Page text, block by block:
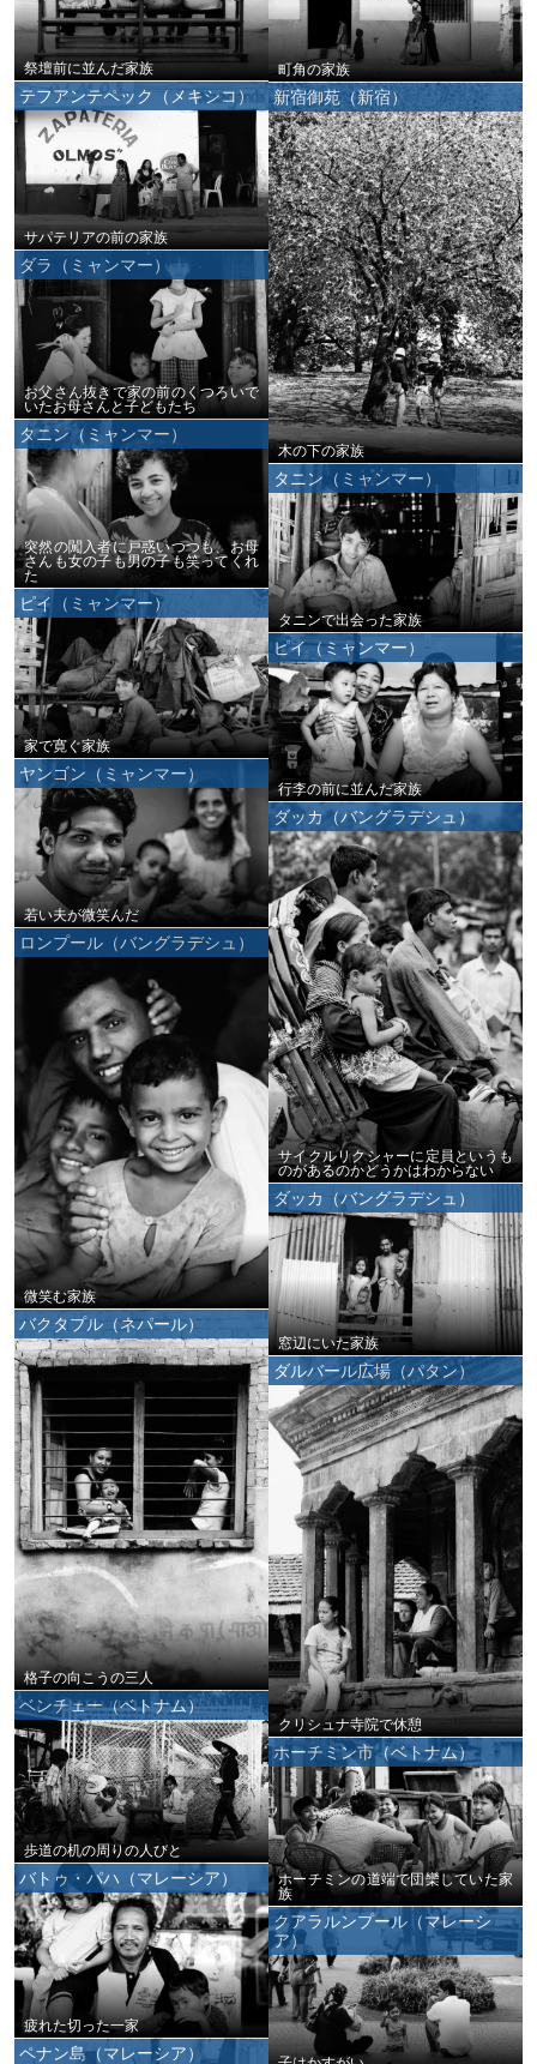
祭壇前に並んだ家族 町角の家族
テフアンテペック（メキシコ）
サパテリアの前の家族
新宿御苑（新宿）
木の下の家族
ダラ（ミャンマー）
お父さん抜きで家の前のくつろいで
いたお母さんと子どもたち
タニン（ミャンマー）
突然の闖入者に戸惑いつつも、お母
さんも女の子も男の子も笑ってくれ
た
タニン（ミャンマー）
タニンで出会った家族
ピイ（ミャンマー）
家で寛ぐ家族
ピイ（ミャンマー）
行李の前に並んだ家族
ヤンゴン（ミャンマー）
若い夫が微笑んだ
ダッカ（バングラデシュ）
サイクルリクシャーに定員というも
のがあるのかどうかはわからない
ロンプール（バングラデシュ）
微笑む家族
ダッカ（バングラデシュ）
窓辺にいた家族
バクタプル（ネパール）
格子の向こうの三人
ダルバール広場（パタン）
クリシュナ寺院で休憩
ベンチェー（ベトナム）
歩道の机の周りの人びと
ホーチミン市（ベトナム）
ホーチミンの道端で団欒していた家
族
バトゥ・パハ（マレーシア）
疲れた切った一家
クアラルンプール（マレーシ
ア）
ペナン島（マレーシア）